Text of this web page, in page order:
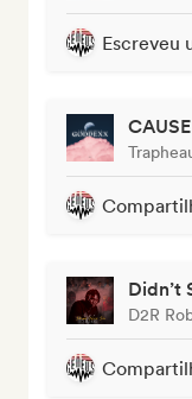
Escreveu
Didn’t
D2R